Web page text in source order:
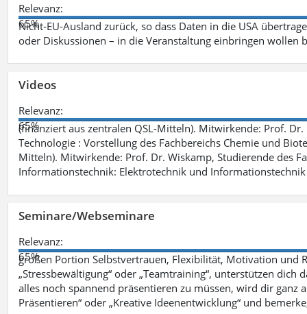
Relevanz:
65%
Nicht-EU-Ausland zurück, so dass Daten in die USA
oder Diskussionen – in die Veranstaltung einbringen wollen
Videos
Relevanz:
65%
(finanziert aus zentralen QSL-Mitteln). Mitwirkende: Prof.
Technologie : Vorstellung des Fachbereichs Chemie und
Mitteln). Mitwirkende: Prof. Dr. Wiskamp, Studierende des
Informationstechnik: Elektrotechnik und
Seminare/Webseminare
Relevanz:
65%
großen Portion Selbstvertrauen, Flexibilität, Motivation und
„Stressbewältigung“ oder „Teamtraining“, unterstützen
alles noch spannend präsentieren zu müssen, wird dir ganz
Präsentieren“ oder „Kreative Ideenentwicklung“ und